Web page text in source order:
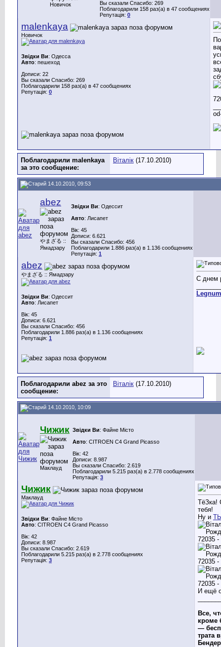
Новичок
Вы сказали Спасибо: 269
Поблагодарили 158 раз(а) в 47 сообщениях
Репутація: 0
malenkaya
Новичок
Звідки Ви: Одесса
Авто: пешеход
Дописи: 22
Вы сказали Спасибо: 269
Поблагодарили 158 раз(а) в 47 сообщениях
Репутація: 0
Поблагодарили malenkaya
за это сообщение:
Віталік (17.10.2010)
14.10.2010, 09:53
abez
やまざる ::
Ямадзару
Звідки Ви: Одессит
Авто: Лисапет
Вік: 45
Дописи: 6.621
Вы сказали Спасибо: 456
Поблагодарили 1.886 раз(а) в 1.136 сообщениях
Репутація: 1
abez
やまざる :: Ямадзару
Звідки Ви: Одессит
Авто: Лисапет
Вік: 45
Дописи: 6.621
Вы сказали Спасибо: 456
Поблагодарили 1.886 раз(а) в 1.136 сообщениях
Репутація: 1
С днем
Legnum
Поблагодарили abez за это
сообщение:
Віталік (17.10.2010)
14.10.2010, 10:09
Чижик
Маклауд
Звідки Ви: Файне Місто
Авто: CITROEN C4 Grand Picasso
Вік: 42
Дописи: 8.987
Вы сказали Спасибо: 2.619
Поблагодарили 5.215 раз(а) в 2.778 сообщениях
Репутація: 3
Чижик
Маклауд
Звідки Ви: Файне Місто
Авто: CITROEN C4 Grand Picasso
Вік: 42
Дописи: 8.987
Вы сказали Спасибо: 2.619
Поблагодарили 5.215 раз(а) в 2.778 сообщениях
Репутація: 3
ТёЗка!
тебя!
Ну и
И ещё
Все,
кроме
—
трата